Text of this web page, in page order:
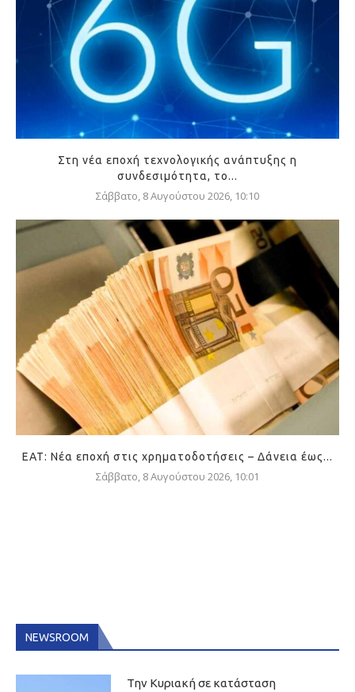
Στη νέα εποχή τεχνολογικής ανάπτυξης η
συνδεσιμότητα, το...
Σάββατο, 8 Αυγούστου 2026, 10:10
ΕΑΤ: Νέα εποχή στις χρηματοδοτήσεις – Δάνεια έως...
Σάββατο, 8 Αυγούστου 2026, 10:01
NEWSROOM
Την Κυριακή σε κατάσταση